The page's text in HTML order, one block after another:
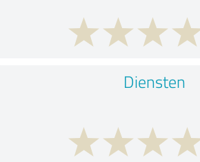
Diensten